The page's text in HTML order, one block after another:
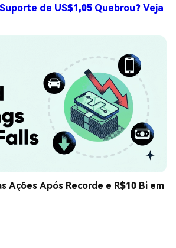
de US$1,05 Quebrou? Veja
Ações Após Recorde e R$10 Bi em